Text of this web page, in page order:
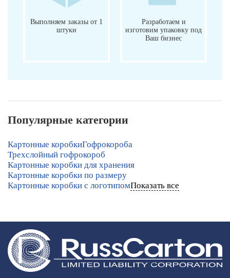
Выполняем заказы от 1
штуки
Разработаем и
изготовим упаковку под
Ваш бизнес
Популярные категории
Картонные коробкиГофрокороба
Трехслойный гофрокороб
Картонные коробки для хранения
Картонные коробки по размеру
Картонные коробки с логотипомПоказать все